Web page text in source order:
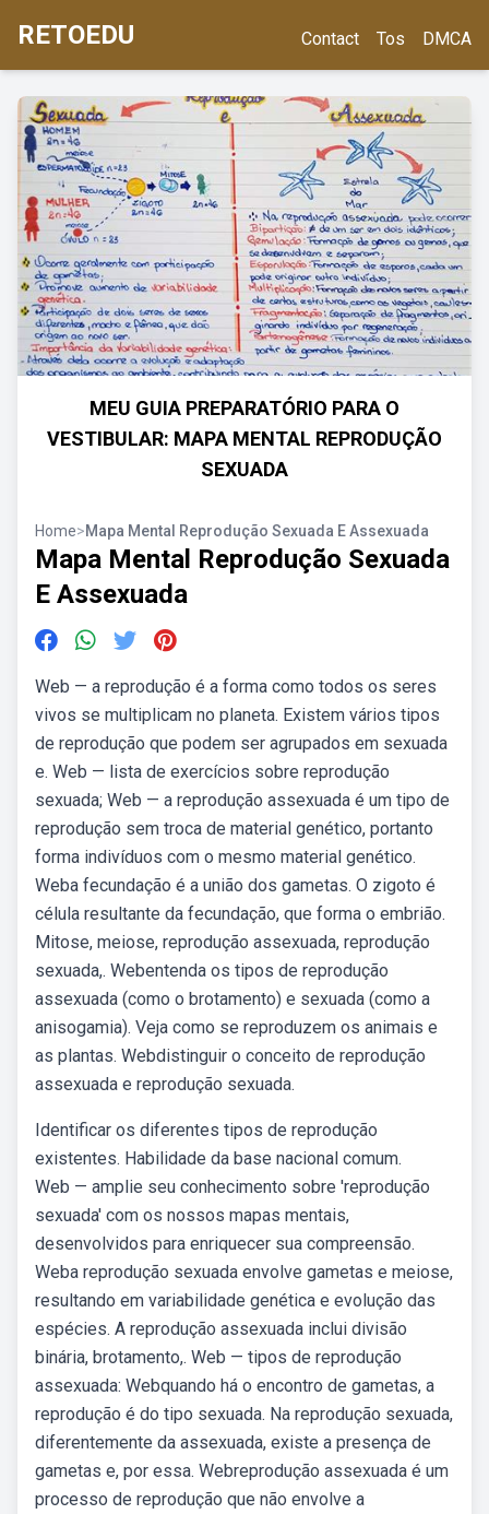
RETOEDU Contact Tos DMCA
MEU GUIA PREPARATÓRIO PARA O
VESTIBULAR: MAPA MENTAL REPRODUÇÃO
SEXUADA
Home>Mapa Mental Reprodução Sexuada E Assexuada
Mapa Mental Reprodução Sexuada
E Assexuada
Web — a reprodução é a forma como todos os seres
vivos se multiplicam no planeta. Existem vários tipos
de reprodução que podem ser agrupados em sexuada
e. Web — lista de exercícios sobre reprodução
sexuada; Web — a reprodução assexuada é um tipo de
reprodução sem troca de material genético, portanto
forma indivíduos com o mesmo material genético.
Weba fecundação é a união dos gametas. O zigoto é
célula resultante da fecundação, que forma o embrião.
Mitose, meiose, reprodução assexuada, reprodução
sexuada,. Webentenda os tipos de reprodução
assexuada (como o brotamento) e sexuada (como a
anisogamia). Veja como se reproduzem os animais e
as plantas. Webdistinguir o conceito de reprodução
assexuada e reprodução sexuada.
Identificar os diferentes tipos de reprodução
existentes. Habilidade da base nacional comum.
Web — amplie seu conhecimento sobre 'reprodução
sexuada' com os nossos mapas mentais,
desenvolvidos para enriquecer sua compreensão.
Weba reprodução sexuada envolve gametas e meiose,
resultando em variabilidade genética e evolução das
espécies. A reprodução assexuada inclui divisão
binária, brotamento,. Web — tipos de reprodução
assexuada: Webquando há o encontro de gametas, a
reprodução é do tipo sexuada. Na reprodução sexuada,
diferentemente da assexuada, existe a presença de
gametas e, por essa. Webreprodução assexuada é um
processo de reprodução que não envolve a